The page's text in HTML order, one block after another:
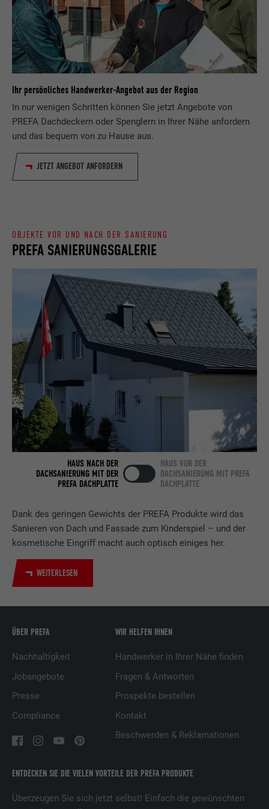
Ihr persönliches Handwerker-Angebot aus der Region
In nur wenigen Schritten können Sie jetzt Angebote von
PREFA Dachdeckern oder Spenglern in Ihrer Nähe anfordern
und das bequem von zu Hause aus.
JETZT ANGEBOT ANFORDERN
Dank des geringen Gewichts der PREFA Produkte wird das
Sanieren von Dach und Fassade zum Kinderspiel – und der
kosmetische Eingriff macht auch optisch einiges her.
WEITERLESEN
PREFA SANIERUNGSGALERIE
OBJEKTE VOR UND NACH DER SANIERUNG
HAUS NACH DER
DACHSANIERUNG MIT DER
PREFA DACHPLATTE
HAUS VOR DER
DACHSANIERUNG MIT PREFA
DACHPLATTE
ENTDECKEN SIE DIE VIELEN VORTEILE DER PREFA PRODUKTE
Überzeugen Sie sich jetzt selbst! Einfach die gewünschten
ÜBER PREFA
Nachhaltigkeit
Jobangebote
Presse
Compliance
WIR HELFEN IHNEN
Handwerker in Ihrer Nähe finden
Fragen & Antworten
Prospekte bestellen
Kontakt
Beschwerden & Reklamationen
Zweck
Registriert eine eindeutige ID, die verwendet
wird, um statistische Daten dazu, wieder
Besucher die Website nutzt, zu generieren.
Name _gaexp
Anbieter Google Optimize
Laufzeit 90 Tage
Zweck
Wird testweise gesetzt, um zu prüfen, ob
der Browser das Setzen von Cookies
Anbieter ads.linkedin.com
Laufzeit Sitzung
Speichert die vom Benutzer ausgewählte
Sprach version einer Webseite.
Name
uns"-Fenster enthält.
bcookie
Anbieter LinkedIn
Laufzeit 2 Jahre
Verwendet vom Social-Networking-Dienst
LinkedIn für die Verfolgung der
Verwendung von eingebetteten
Dienstleistungen.
Name bscookie
Anbieter LinkedIn
Zweck
Verwendet vom Social-Networking-Dienst
LinkedIn für die Verfolgung der
Verwendung von eingebetteten
Dienstleistungen.
Anbieter
Laufzeit
Zweck
Wird verwendet, um Besucher auf
mehreren Webseiten zu verfolgen, um
relevante Werbung basierend auf den
präsentieren.
Name lidc
Anbieter LinkedIn